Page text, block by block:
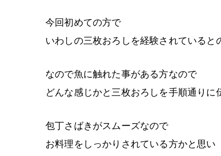
今回初めての方で
いわしの三枚おろしを経験されていると
なので魚に触れた事がある方なので
どんな感じかと三枚おろしを手順通りに
包丁さばきがスムーズなので
お料理をしっかりされている方かと思い